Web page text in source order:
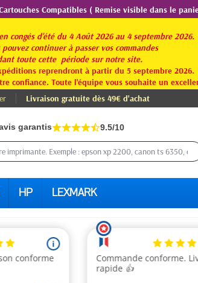
Compatibles ( Remise visible dans le
congés d'été du 4 Août 2026 au 4 septembre 2026.
continuer à passer vos commandes
toute cette période sur notre site.
reprendront à partir du 5 septembre 2026.
confiance. Toute l'équipe vous souhaite un
Livraison gratuite dès 49€ d'achat
garantis 9.5/10
HP LEXMARK